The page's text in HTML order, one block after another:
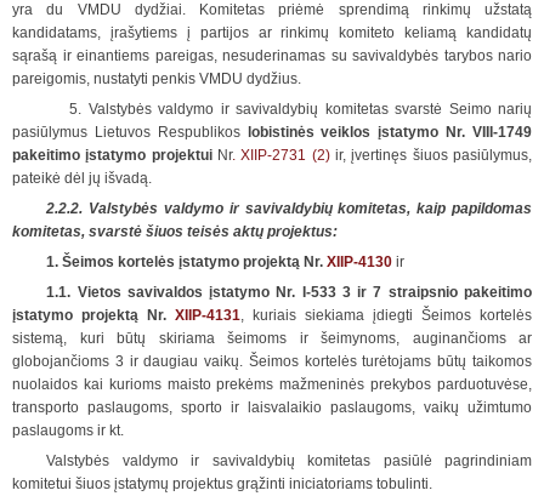
yra du VMDU dydžiai. Komitetas priėmė sprendimą rinkimų užstatą
kandidatams, įrašytiems į partijos ar rinkimų komiteto keliamą kandidatų
sąrašą ir einantiems pareigas, nesuderinamas su savivaldybės tarybos nario
pareigomis, nustatyti penkis VMDU dydžius.
5. Valstybės valdymo ir savivaldybių komitetas svarstė Seimo narių
pasiūlymus Lietuvos Respublikos
lobistinės veiklos įstatymo Nr. VIII-1749
pakeitimo įstatymo projektuiNr. XIIP-2731 (2)ir, įvertinęs šiuos pasiūlymus,
pateikė dėl jų išvadą.
2.2.2. Valstybės valdymo ir savivaldybiųkomitetas, kaip papildomas
komitetas, svarstė šiuos teisės aktų projektus:
1. Šeimos kortelės įstatymo projektą Nr.XIIP-4130 ir
1.1. Vietos savivaldos įstatymo Nr. I-533 3 ir 7 straipsnio pakeitimo
įstatymo projektą Nr. XIIP-4131, kuriais siekiama įdiegti Šeimos kortelės
sistemą, kuri būtų skiriama šeimoms ir šeimynoms, auginančioms ar
globojančioms 3 ir daugiau vaikų. Šeimos kortelės turėtojams būtų taikomos
nuolaidos kai kurioms maisto prekėms mažmeninės prekybos parduotuvėse,
transporto paslaugoms, sporto ir laisvalaikio paslaugoms, vaikų užimtumo
paslaugoms ir kt.
Valstybės valdymo ir savivaldybių komitetas pasiūlė pagrindiniam
komitetui šiuos įstatymų projektus grąžinti iniciatoriams tobulinti.